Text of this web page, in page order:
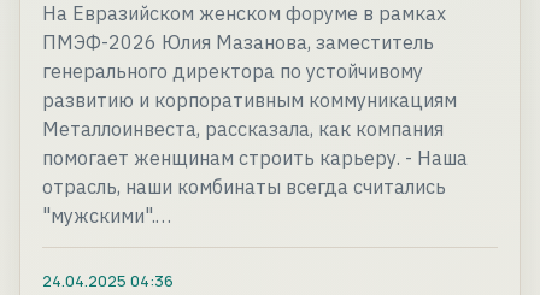
На Евразийском женском форуме в рамках
ПМЭФ-2026 Юлия Мазанова, заместитель
генерального директора по устойчивому
развитию и корпоративным коммуникациям
Металлоинвеста, рассказала, как компания
помогает женщинам строить карьеру. - Наша
отрасль, наши комбинаты всегда считались
"мужскими".…
24.04.2025 04:36